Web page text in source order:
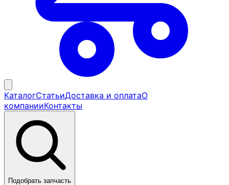
КаталогСтатьиДоставка и оплатаО
компанииКонтакты
Подобрать запчасть